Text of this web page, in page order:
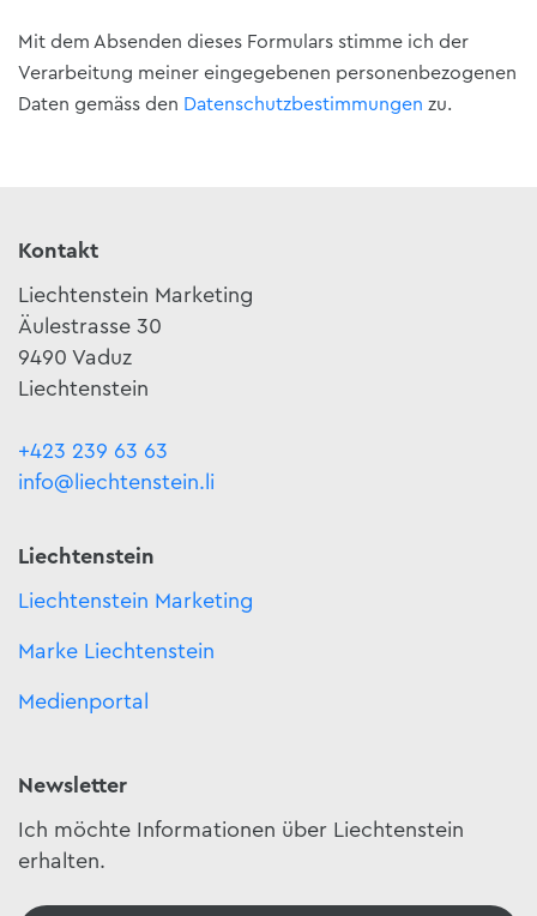
Mit dem Absenden dieses Formulars stimme ich der
Verarbeitung meiner eingegebenen personenbezogenen
Daten gemäss den Datenschutzbestimmungen zu.
Kontakt
Liechtenstein Marketing
Äulestrasse 30
9490 Vaduz
Liechtenstein
+423 239 63 63
info@liechtenstein.li
Liechtenstein
Liechtenstein Marketing
Marke Liechtenstein
Medienportal
Newsletter
Ich möchte Informationen über Liechtenstein
erhalten.